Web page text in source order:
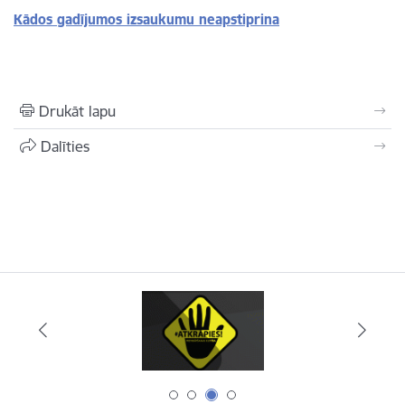
Kādos gadījumos izsaukumu neapstiprina
Drukāt lapu
Dalīties